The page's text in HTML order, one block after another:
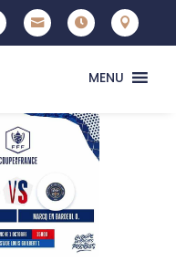



MENU